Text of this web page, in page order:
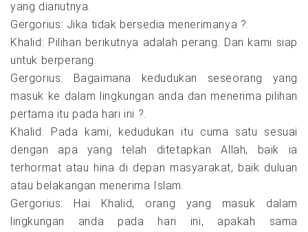
yang dianutnya.
Gergorius: Jika tidak bersedia menerimanya ?.
Khalid: Pilihan berikutnya adalah perang. Dan kami siap
untuk berperang.
Gergorius: Bagaimana kedudukan seseorang yang
masuk ke dalam lingkungan anda dan menerima pilihan
pertama itu pada hari ini ?.
Khalid: Pada kami, kedudukan itu cuma satu sesuai
dengan apa yang telah ditetapkan Allah, baik ia
terhormat atau hina di depan masyarakat, baik duluan
atau belakangan menerima Islam.
Gergorius: Hai Khalid, orang yang masuk dalam
lingkungan anda pada hari ini, apakah sama